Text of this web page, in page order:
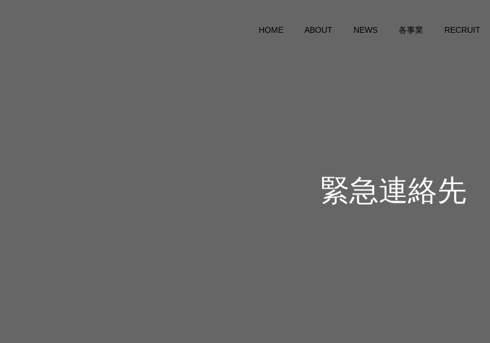
HOME ABOUT NEWS 各事業 RECRUIT
緊急連絡先